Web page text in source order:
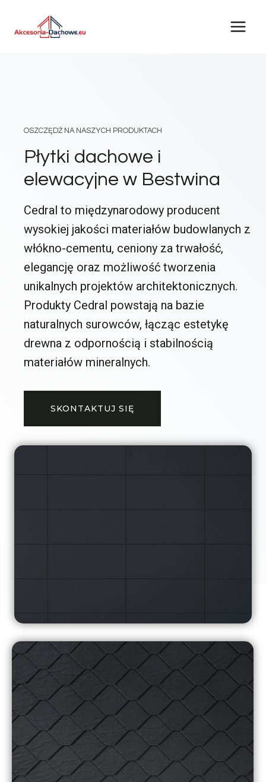
OSZCZĘDŹ NA NASZYCH PRODUKTACH
Płytki dachowe i
elewacyjne w Bestwina
Cedral to międzynarodowy producent
wysokiej jakości materiałów budowlanych z
włókno-cementu, ceniony za trwałość,
elegancję oraz możliwość tworzenia
unikalnych projektów architektonicznych.
Produkty Cedral powstają na bazie
naturalnych surowców, łącząc estetykę
drewna z odpornością i stabilnością
materiałów mineralnych.
SKONTAKTUJ SIĘ